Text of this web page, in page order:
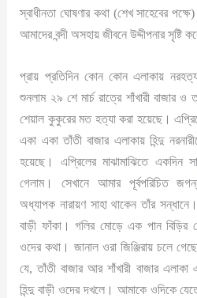
স্বাধীনতা ঘোষণার কথা (শেখ সাহেবের
আমাদের বন্দী অসহায় জীবনে উদ্দীপনার সৃষ্টি
প্রায় প্রতিদিন কোন কোন এলাকায়
শুনলাম ২৯ শে মার্চ রাত্রে শাঁখারী বাজার ও
শেয়াল কুকুরের মত হত্যা করা হয়েছে।
একা একা তাঁতী বাজার এলাকায় হিন্দু
হয়েছে। এপ্রিলের মাঝামাঝিতে একদিন
গেলাম। সেখানে আমার পূর্বপরিচিত
অধ্যাপক নারায়ণ সাহা থাকেন তাঁর
বাড়ী ফাঁকা। গলির মোড়ে এক পান বিড়ির
ওদের কথা। জানাল ওরা জিঞ্জিরায় চলে
যে, তাঁতী বাজার আর শাঁখারী বাজার
হিন্দু বাড়ী ওদের দখলে। আমাকে ওদিকে